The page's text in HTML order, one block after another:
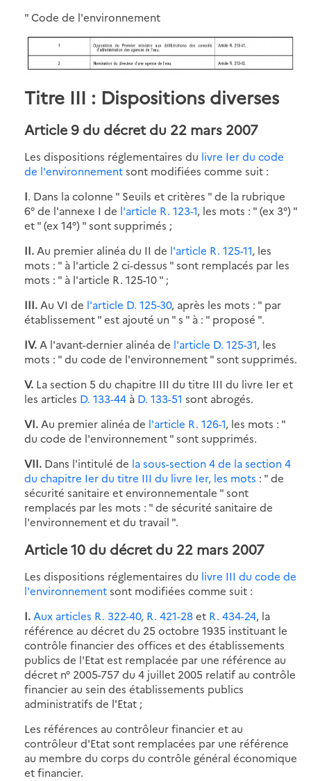
" Code de l'environnement
Titre III : Dispositions diverses
Article 9 du décret du 22 mars 2007
Les dispositions réglementaires du livre Ier du code
de l'environnementsont modifiées comme suit :
I. Dans la colonne " Seuils et critères " de la rubrique
6° de l'annexe I de l'article R. 123-1, les mots : " (ex 3°) "
et " (ex 14°) " sont supprimés ;
II. Au premier alinéa du II de l'article R. 125-11, les
mots : " à l'article 2 ci-dessus " sont remplacés par les
mots : " à l'article R. 125-10 " ;
III. Au VI de l'article D. 125-30, après les mots : " par
établissement " est ajouté un " s " à : " proposé ".
IV. A l'avant-dernier alinéa de l'article D. 125-31, les
mots : " du code de l'environnement " sont supprimés.
V. La section 5 du chapitre III du titre III du livre Ier et
les articles D. 133-44 à D. 133-51 sont abrogés.
VI. Au premier alinéa de l'article R. 126-1, les mots : "
du code de l'environnement " sont supprimés.
VII. Dans l'intitulé de la sous-section 4 de la section 4
du chapitre Ier du titre III du livre Ier, les mots : " de
sécurité sanitaire et environnementale " sont
remplacés par les mots : " de sécurité sanitaire de
l'environnement et du travail ".
Article 10 du décret du 22 mars 2007
Les dispositions réglementaires du livre III du code de
l'environnementsont modifiées comme suit :
I. Aux articles R. 322-40, R. 421-28et R. 434-24, la
référence au décret du 25 octobre 1935 instituant le
contrôle financier des offices et des établissements
publics de l'Etat est remplacée par une référence au
décret n° 2005-757 du 4 juillet 2005 relatif au contrôle
financier au sein des établissements publics
administratifs de l'Etat ;
Les références au contrôleur financier et au
contrôleur d'Etat sont remplacées par une référence
au membre du corps du contrôle général économique
et financier.